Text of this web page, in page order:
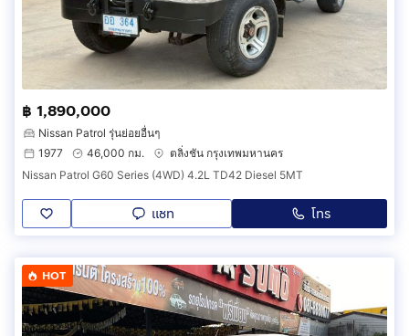
฿ 1,890,000
Nissan Patrol รุ่นย่อยอื่นๆ
1977
46,000 กม.
ตลิ่งชัน กรุงเทพมหานคร
Nissan Patrol G60 Series (4WD) 4.2L TD42 Diesel 5MT
แชท โทร
HOT